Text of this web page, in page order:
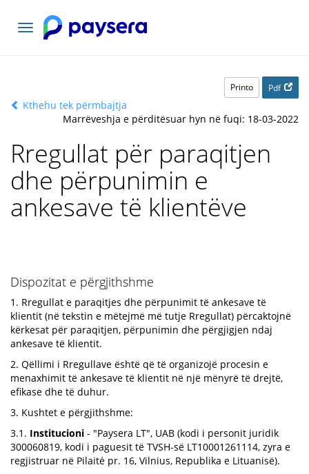
Navigacioni
toggle
Printo Pdf
Kthehu tek përmbajtja
Marrëveshja e përditësuar hyn në fuqi: 18-03-2022
Rregullat për paraqitjen
dhe përpunimin e
ankesave të klientëve
Dispozitat e përgjithshme
1. Rregullat e paraqitjes dhe përpunimit të ankesave të
klientit (në tekstin e mëtejmë më tutje Rregullat) përcaktojnë
kërkesat për paraqitjen, përpunimin dhe përgjigjen ndaj
ankesave të klientit.
2. Qëllimi i Rregullave është që të organizojë procesin e
menaxhimit të ankesave të klientit në një mënyrë të drejtë,
efikase dhe të duhur.
3. Kushtet e përgjithshme:
3.1. Institucioni - "Paysera LT", UAB (kodi i personit juridik
300060819, kodi i paguesit të TVSH-së LT10001261114, zyra e
regjistruar në Pilaitė pr. 16, Vilnius, Republika e Lituanisë).